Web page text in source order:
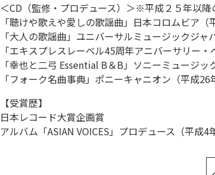
＜CD（監修・プロデュース）＞※平成２５年以降
「聴けや歌えや愛しの歌謡曲」日本コロムビア（
「大人の歌謡曲」ユニバーサルミュージックジャ
「エキスプレスレーベル45周年アニバーサリー
「幸也と二弓 Essential B＆B」ソニーミュージッ
「フォーク名曲事典」ポニーキャニオン（平成26
【受賞歴】
日本レコード大賞企画賞
アルバム「ASIAN VOICES」プロデュース（平成4